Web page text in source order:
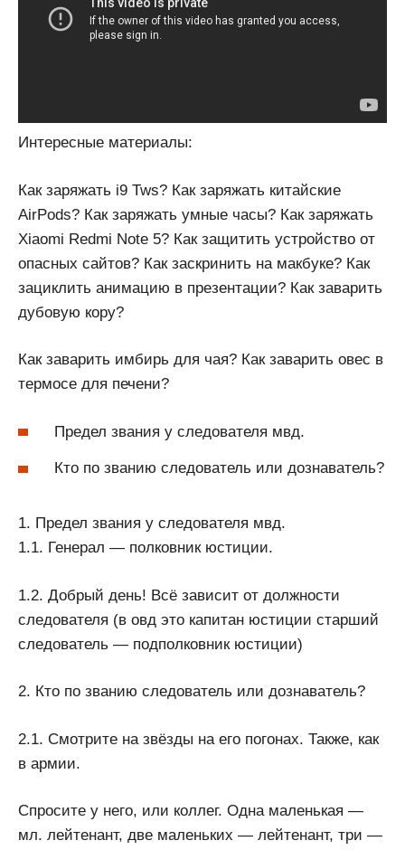
Интересные материалы:
Как заряжать i9 Tws? Как заряжать китайские
AirPods? Как заряжать умные часы? Как заряжать
Xiaomi Redmi Note 5? Как защитить устройство от
опасных сайтов? Как заскринить на макбуке? Как
зациклить анимацию в презентации? Как заварить
дубовую кору?
Как заварить имбирь для чая? Как заварить овес в
термосе для печени?
Предел звания у следователя мвд.
Кто по званию следователь или дознаватель?
1. Предел звания у следователя мвд.
1.1. Генерал — полковник юстиции.
1.2. Добрый день! Всё зависит от должности
следователя (в овд это капитан юстиции старший
следователь — подполковник юстиции)
2. Кто по званию следователь или дознаватель?
2.1. Смотрите на звёзды на его погонах. Также, как
в армии.
Спросите у него, или коллег. Одна маленькая —
мл. лейтенант, две маленьких — лейтенант, три —